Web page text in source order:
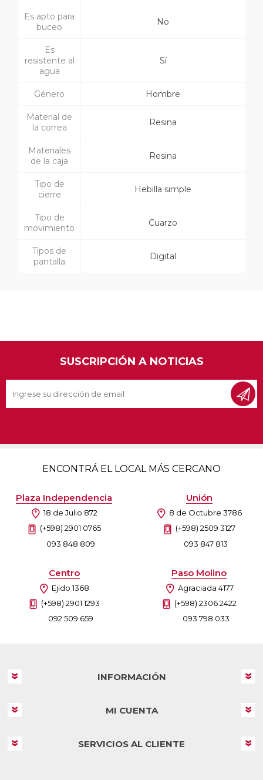
Es apto para
buceo
No
Es
resistente al
agua
Sí
Género Hombre
Material de
la correa
Resina
Materiales
de la caja
Resina
Tipo de
cierre
Hebilla simple
Tipo de
movimiento
Cuarzo
Tipos de
pantalla
Digital
SUSCRIPCIÓN A NOTICIAS
ENCONTRÁ EL LOCAL MÁS CERCANO
Plaza Independencia
18 de Julio 872
(+598) 2901 0765
093 848 809
Unión
8 de Octubre 3786
(+598) 2509 3127
093 847 813
Centro
Ejido 1368
(+598) 2901 1293
092 509 659
Paso Molino
Agraciada 4177
(+598) 2306 2422
093 798 033
INFORMACIÓN
MI CUENTA
SERVICIOS AL CLIENTE